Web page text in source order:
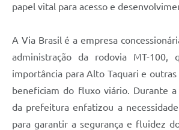
papel vital para acesso e
A Via Brasil é a empresa
administração da rodovia MT-100,
importância para Alto Taquari e outras
beneficiam do fluxo viário. Durante
da prefeitura enfatizou a
para garantir a segurança e fluidez